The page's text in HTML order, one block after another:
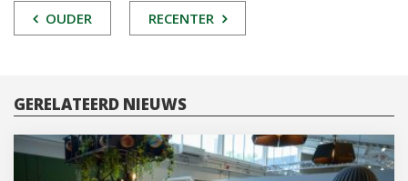
POST
OUDER RECENTER
GERELATEERD NIEUWS